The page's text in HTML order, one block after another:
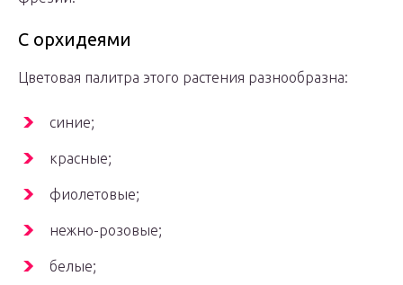
С орхидеями
Цветовая палитра этого растения разнообразна:
синие;
красные;
фиолетовые;
нежно-розовые;
белые;